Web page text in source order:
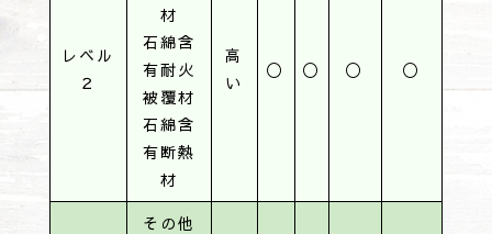
レベル
２
材
石綿含
有耐火
被覆材
石綿含
有断熱
材
高
い
〇 〇 〇 〇
その他